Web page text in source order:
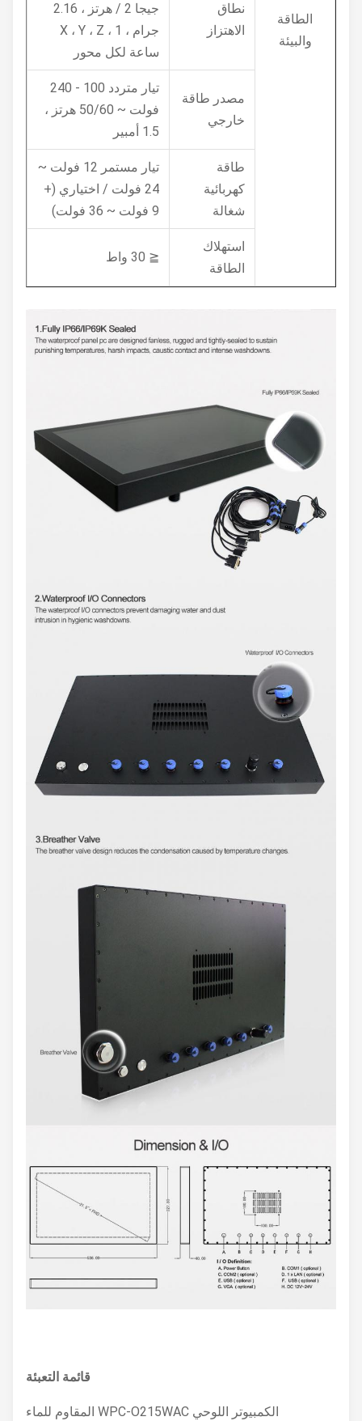
الطاقة
والبيئة
نطاق
الاهتزاز
جيجا 2 / هرتز ، 2.16
جرام ، X ، Y ، Z ، 1
ساعة لكل محور
مصدر طاقة
خارجي
تيار متردد 100 - 240
فولت ~ 50/60 هرتز ،
طاقة
كهربائية
شغالة
تيار مستمر 12 فولت ~
24 فولت / اختياري (+
استهلاك
الطاقة
قائمة التعبئة
الكمبيوتر اللوحي WPC-O215WAC المقاوم للماء